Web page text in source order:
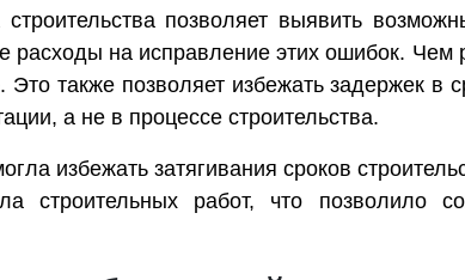
позволяет выявить
на исправление этих ошибок. Чем
также позволяет избежать задержек в
а не в процессе строительства.
избежать затягивания сроков
строительных работ, что позволило